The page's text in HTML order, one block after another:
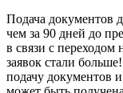
Подача документов
чем за 90 дней до
в связи с переходом
заявок стали
подачу документов